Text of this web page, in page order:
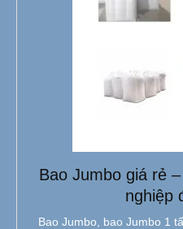
Bao Jumbo giá rẻ
nghiệp
Bao Jumbo, bao Jumbo 1